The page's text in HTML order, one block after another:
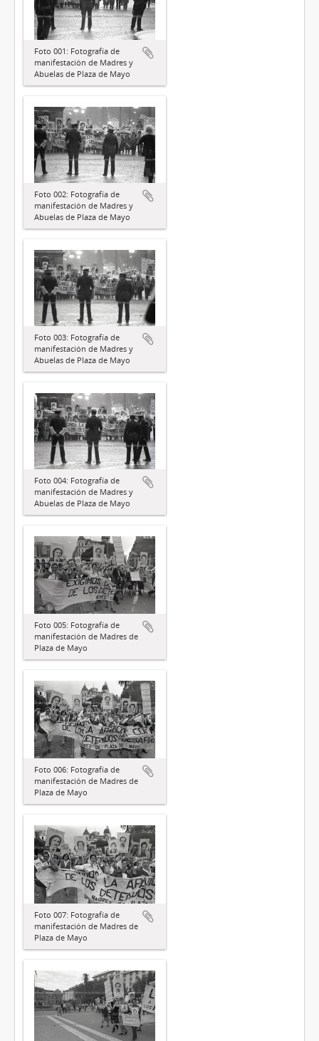
Foto 001: Fotografía de
manifestación de Madres y
Abuelas de Plaza de Mayo
Foto 002: Fotografía de
manifestación de Madres y
Abuelas de Plaza de Mayo
Foto 003: Fotografía de
manifestación de Madres y
Abuelas de Plaza de Mayo
Foto 004: Fotografía de
manifestación de Madres y
Abuelas de Plaza de Mayo
Foto 005: Fotografía de
manifestación de Madres de
Plaza de Mayo
Foto 006: Fotografía de
manifestación de Madres de
Plaza de Mayo
Foto 007: Fotografía de
manifestación de Madres de
Plaza de Mayo